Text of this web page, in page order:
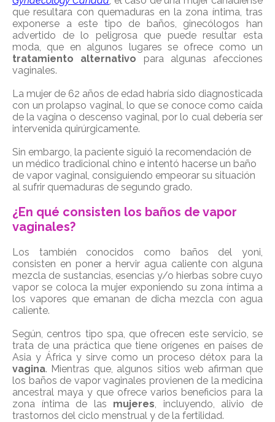
que resultara con quemaduras en la zona íntima, tras
exponerse a este tipo de baños, ginecólogos han
advertido de lo peligrosa que puede resultar esta
moda, que en algunos lugares se ofrece como un
tratamiento alternativo para algunas afecciones
vaginales.
La mujer de 62 años de edad habría sido diagnosticada
con un prolapso vaginal, lo que se conoce como caída
de la vagina o descenso vaginal, por lo cual debería ser
intervenida quirúrgicamente.
Sin embargo, la paciente siguió la recomendación de
un médico tradicional chino e intentó hacerse un baño
de vapor vaginal, consiguiendo empeorar su situación
al sufrir quemaduras de segundo grado.
¿En qué consisten los baños de vapor
vaginales?
Los también conocidos como baños del yoni,
consisten en poner a hervir agua caliente con alguna
mezcla de sustancias, esencias y/o hierbas sobre cuyo
vapor se coloca la mujer exponiendo su zona íntima a
los vapores que emanan de dicha mezcla con agua
caliente.
Según, centros tipo spa, que ofrecen este servicio, se
trata de una práctica que tiene orígenes en países de
Asia y África y sirve como un proceso détox para la
vagina. Mientras que, algunos sitios web afirman que
los baños de vapor vaginales provienen de la medicina
ancestral maya y que ofrece varios beneficios para la
zona íntima de las mujeres, incluyendo, alivio de
trastornos del ciclo menstrual y de la fertilidad.